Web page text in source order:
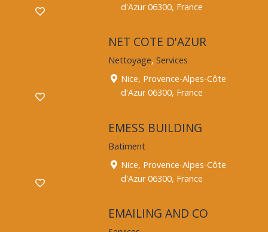
d'Azur 06300, France
NET COTE D'AZUR
Nettoyage, Services
Nice, Provence-Alpes-Côte
d'Azur 06300, France
EMESS BUILDING
Batiment
Nice, Provence-Alpes-Côte
d'Azur 06300, France
EMAILING AND CO